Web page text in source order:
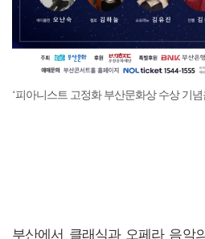
‘피아니스트 고정화 부산문화상 수상 기
부산에서 클래식과 오페라 음악